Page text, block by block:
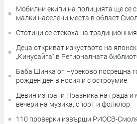
Мобилни екипи на полицията ще се
малки населени места в област
Стотици се стекоха на
Деца откриват изкуството на
„Кинусайга“ в Регионалната
Баба Шинка от Чуреково посрещна
рожден ден в носия и с остроумие
Девин изпрати Празника на града и
вечери на музика, спорт и фолклор
110 проверки извърши РИОСВ-